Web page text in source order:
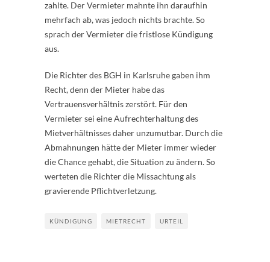
zahlte. Der Vermieter mahnte ihn daraufhin
mehrfach ab, was jedoch nichts brachte. So
sprach der Vermieter die fristlose Kündigung
aus.
Die Richter des BGH in Karlsruhe gaben ihm
Recht, denn der Mieter habe das
Vertrauensverhältnis zerstört. Für den
Vermieter sei eine Aufrechterhaltung des
Mietverhältnisses daher unzumutbar. Durch die
Abmahnungen hätte der Mieter immer wieder
die Chance gehabt, die Situation zu ändern. So
werteten die Richter die Missachtung als
gravierende Pflichtverletzung.
KÜNDIGUNG MIETRECHT URTEIL